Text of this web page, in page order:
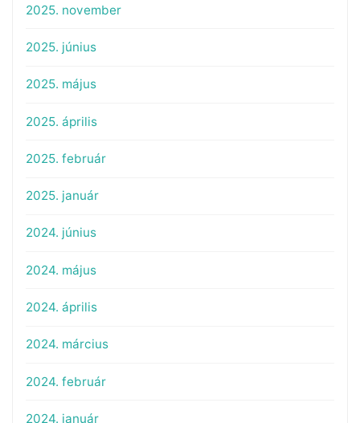
2025. november
2025. június
2025. május
2025. április
2025. február
2025. január
2024. június
2024. május
2024. április
2024. március
2024. február
2024. január